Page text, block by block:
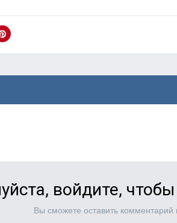
войдите,
Вы сможете оставить комментарий